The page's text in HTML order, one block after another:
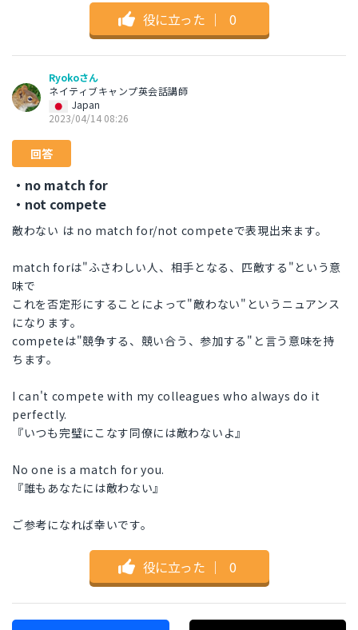
役に立った ｜ 0
Ryokoさん
ネイティブキャンプ英会話講師
Japan
2023/04/14 08:26
回答
・no match for
・not compete
敵わない は no match for/not competeで表現出来ます。
match forは"ふさわしい人、相手となる、匹敵する"という意
味で
これを否定形にすることによって"敵わない"というニュアンス
になります。
competeは"競争する、競い合う、参加する"と言う意味を持
ちます。
I can't compete with my colleagues who always do it
perfectly.
『いつも完璧にこなす同僚には敵わないよ』
No one is a match for you.
『誰もあなたには敵わない』
ご参考になれば幸いです。
役に立った ｜ 0